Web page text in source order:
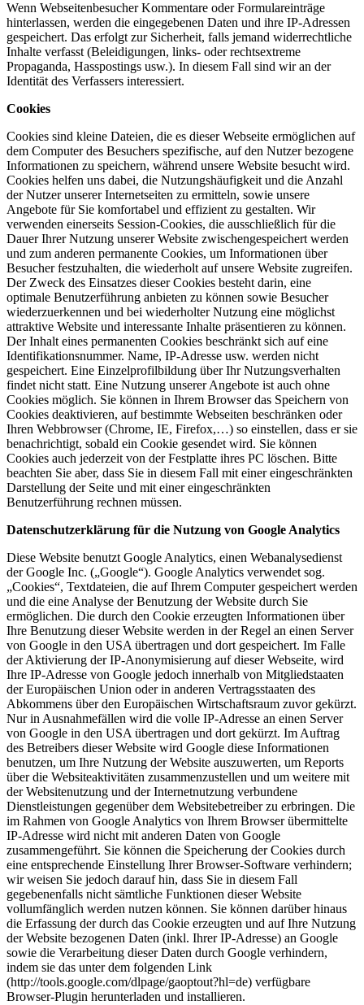
Wenn Webseitenbesucher Kommentare oder Formulareinträge
hinterlassen, werden die eingegebenen Daten und ihre IP-Adressen
gespeichert. Das erfolgt zur Sicherheit, falls jemand widerrechtliche
Inhalte verfasst (Beleidigungen, links- oder rechtsextreme
Propaganda, Hasspostings usw.). In diesem Fall sind wir an der
Identität des Verfassers interessiert.
Cookies
Cookies sind kleine Dateien, die es dieser Webseite ermöglichen auf
dem Computer des Besuchers spezifische, auf den Nutzer bezogene
Informationen zu speichern, während unsere Website besucht wird.
Cookies helfen uns dabei, die Nutzungshäufigkeit und die Anzahl
der Nutzer unserer Internetseiten zu ermitteln, sowie unsere
Angebote für Sie komfortabel und effizient zu gestalten. Wir
verwenden einerseits Session-Cookies, die ausschließlich für die
Dauer Ihrer Nutzung unserer Website zwischengespeichert werden
und zum anderen permanente Cookies, um Informationen über
Besucher festzuhalten, die wiederholt auf unsere Website zugreifen.
Der Zweck des Einsatzes dieser Cookies besteht darin, eine
optimale Benutzerführung anbieten zu können sowie Besucher
wiederzuerkennen und bei wiederholter Nutzung eine möglichst
attraktive Website und interessante Inhalte präsentieren zu können.
Der Inhalt eines permanenten Cookies beschränkt sich auf eine
Identifikationsnummer. Name, IP-Adresse usw. werden nicht
gespeichert. Eine Einzelprofilbildung über Ihr Nutzungsverhalten
findet nicht statt. Eine Nutzung unserer Angebote ist auch ohne
Cookies möglich. Sie können in Ihrem Browser das Speichern von
Cookies deaktivieren, auf bestimmte Webseiten beschränken oder
Ihren Webbrowser (Chrome, IE, Firefox,…) so einstellen, dass er sie
benachrichtigt, sobald ein Cookie gesendet wird. Sie können
Cookies auch jederzeit von der Festplatte ihres PC löschen. Bitte
beachten Sie aber, dass Sie in diesem Fall mit einer eingeschränkten
Darstellung der Seite und mit einer eingeschränkten
Benutzerführung rechnen müssen.
Datenschutzerklärung für die Nutzung von Google Analytics
Diese Website benutzt Google Analytics, einen Webanalysedienst
der Google Inc. („Google“). Google Analytics verwendet sog.
„Cookies“, Textdateien, die auf Ihrem Computer gespeichert werden
und die eine Analyse der Benutzung der Website durch Sie
ermöglichen. Die durch den Cookie erzeugten Informationen über
Ihre Benutzung dieser Website werden in der Regel an einen Server
von Google in den USA übertragen und dort gespeichert. Im Falle
der Aktivierung der IP-Anonymisierung auf dieser Webseite, wird
Ihre IP-Adresse von Google jedoch innerhalb von Mitgliedstaaten
der Europäischen Union oder in anderen Vertragsstaaten des
Abkommens über den Europäischen Wirtschaftsraum zuvor gekürzt.
Nur in Ausnahmefällen wird die volle IP-Adresse an einen Server
von Google in den USA übertragen und dort gekürzt. Im Auftrag
des Betreibers dieser Website wird Google diese Informationen
benutzen, um Ihre Nutzung der Website auszuwerten, um Reports
über die Websiteaktivitäten zusammenzustellen und um weitere mit
der Websitenutzung und der Internetnutzung verbundene
Dienstleistungen gegenüber dem Websitebetreiber zu erbringen. Die
im Rahmen von Google Analytics von Ihrem Browser übermittelte
IP-Adresse wird nicht mit anderen Daten von Google
zusammengeführt. Sie können die Speicherung der Cookies durch
eine entsprechende Einstellung Ihrer Browser-Software verhindern;
wir weisen Sie jedoch darauf hin, dass Sie in diesem Fall
gegebenenfalls nicht sämtliche Funktionen dieser Website
vollumfänglich werden nutzen können. Sie können darüber hinaus
die Erfassung der durch das Cookie erzeugten und auf Ihre Nutzung
der Website bezogenen Daten (inkl. Ihrer IP-Adresse) an Google
sowie die Verarbeitung dieser Daten durch Google verhindern,
indem sie das unter dem folgenden Link
(http://tools.google.com/dlpage/gaoptout?hl=de) verfügbare
Browser-Plugin herunterladen und installieren.